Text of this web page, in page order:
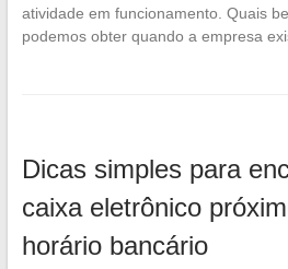
atividade em funcionamento. Quais
podemos obter quando a empresa
Dicas simples para
caixa eletrônico
horário bancário